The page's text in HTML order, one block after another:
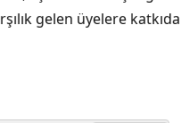
gelen üyelere katkıda